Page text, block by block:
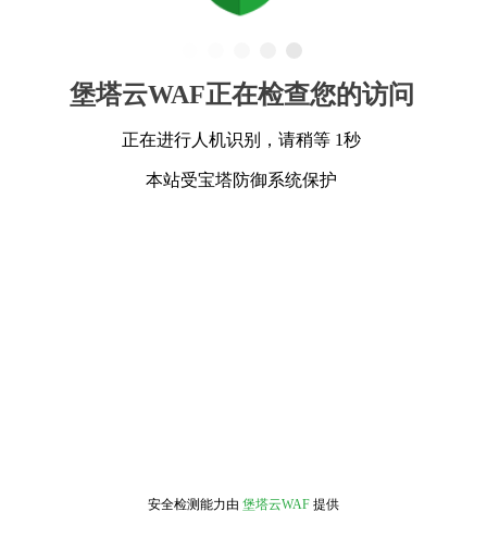
堡塔云WAF正在检查您的访问
正在进行人机识别，请稍等 1秒
本站受宝塔防御系统保护
安全检测能力由 堡塔云WAF 提供